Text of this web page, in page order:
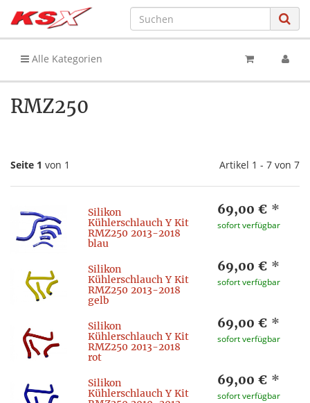
Alle Kategorien
RMZ250
Seite 1 von 1 Artikel 1 - 7 von 7
Silikon
Kühlerschlauch Y Kit
RMZ250 2013-2018
blau
69,00 € *
sofort verfügbar
Silikon
Kühlerschlauch Y Kit
RMZ250 2013-2018
gelb
69,00 € *
sofort verfügbar
Silikon
Kühlerschlauch Y Kit
RMZ250 2013-2018
rot
69,00 € *
sofort verfügbar
Silikon
Kühlerschlauch Y Kit
69,00 € *
sofort verfügbar